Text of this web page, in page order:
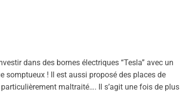
dans des bornes électriques “Tesla” avec un
somptueux ! Il est aussi proposé des places de
maltraité…. Il s’agit une fois de plus